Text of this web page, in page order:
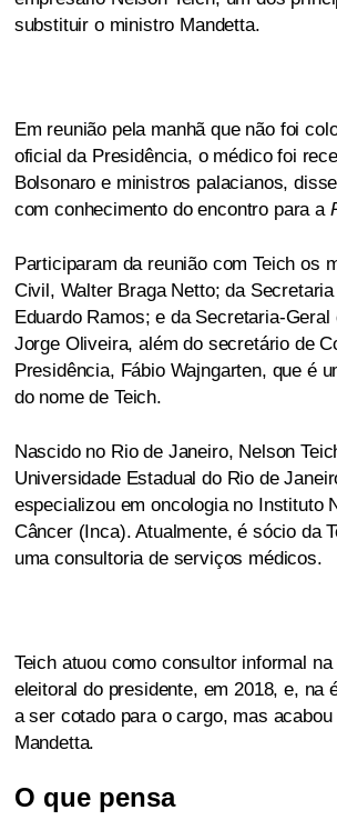
substituir o ministro Mandetta.
Em reunião pela manhã que não foi
oficial da Presidência, o médico foi
Bolsonaro e ministros palacianos,
com conhecimento do encontro para a
Participaram da reunião com Teich os
Civil, Walter Braga Netto; da
Eduardo Ramos; e da Secretaria-Geral
Jorge Oliveira, além do secretário de
Presidência, Fábio Wajngarten, que é
do nome de Teich.
Nascido no Rio de Janeiro, Nelson
Universidade Estadual do Rio de
especializou em oncologia no Instituto
Câncer (Inca). Atualmente, é sócio da
uma consultoria de serviços médicos.
Teich atuou como consultor informal na
eleitoral do presidente, em 2018, e, na
a ser cotado para o cargo, mas
Mandetta.
O que pensa